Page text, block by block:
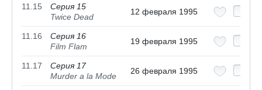
11.15
Серия 15
Twice Dead
12 февраля 1995
11.16
Серия 16
Film Flam
19 февраля 1995
11.17
Серия 17
Murder a la Mode
26 февраля 1995